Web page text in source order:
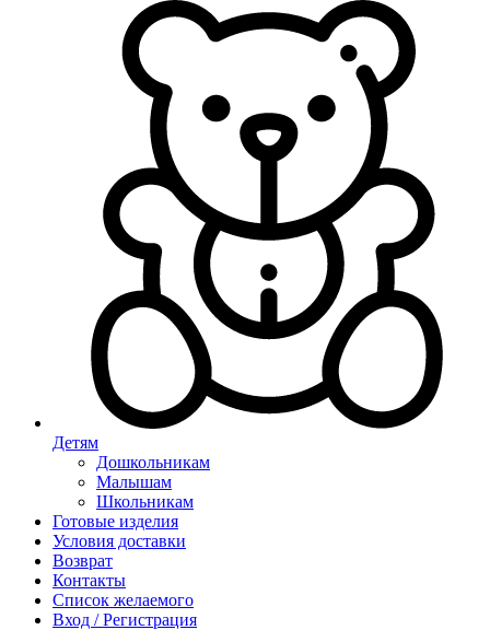
Детям
Дошкольникам
Малышам
Школьникам
Готовые изделия
Условия доставки
Возврат
Контакты
Список желаемого
Вход / Регистрация